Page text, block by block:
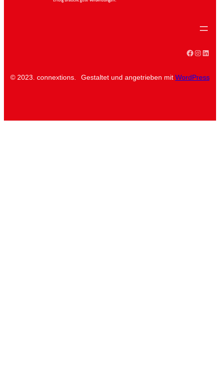
Facebook
© 2023. connextions. Gestaltet und angetrieben mit WordPress